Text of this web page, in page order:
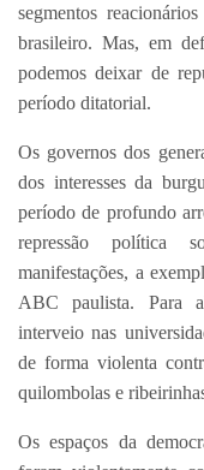
segmentos
brasileiro. Mas, em
podemos deixar de
período ditatorial.
Os governos dos
dos interesses da
período de profundo
repressão política
manifestações, a
ABC paulista. Para
interveio nas
de forma violenta
quilombolas e
Os espaços da